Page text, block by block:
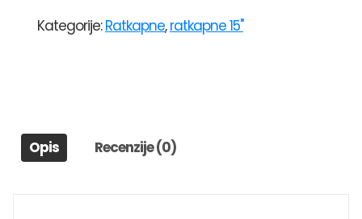
326
Kategorije:Ratkapne,ratkapne 15"
Opis Recenzije (0)